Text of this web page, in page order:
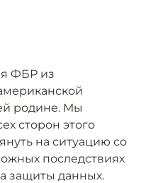
ФБР из
родине. Мы
сторон этого
на ситуацию со
последствиях
защиты данных.